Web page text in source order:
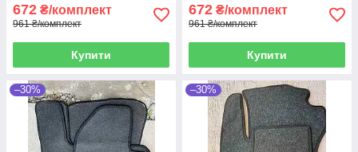
672 ₴/комплект
961 ₴/комплект
Купити
672 ₴/комплект
961 ₴/комплект
Купити
–30% –30%